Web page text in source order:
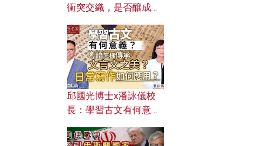
衝突交織，是否釀成世
風險攻擊美軍，背後有
何盤算？
邱國光博士x潘詠儀校
長：學習古文有何意
文之美？ 日常寫作如何